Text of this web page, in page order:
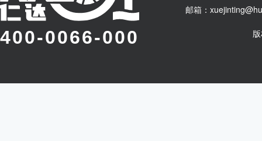
400-0066-000
邮箱：